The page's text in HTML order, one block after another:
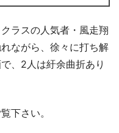
ラスの人気者・風走翔
ながら、徐々に打ち解
、2人は紆余曲折あり
下さい。